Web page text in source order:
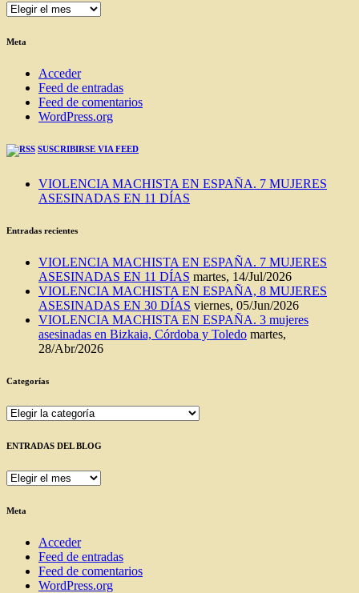
ENTRADAS
BLOG
Meta
Acceder
Feed de entradas
Feed de comentarios
WordPress.org
SUSCRIBIRSE VIA FEED
VIOLENCIA MACHISTA EN ESPAÑA. 7 MUJERES
ASESINADAS EN 11 DÍAS
Entradas recientes
VIOLENCIA MACHISTA EN ESPAÑA. 7 MUJERES
ASESINADAS EN 11 DÍAS martes, 14/Jul/2026
VIOLENCIA MACHISTA EN ESPAÑA, 8 MUJERES
ASESINADAS EN 30 DÍAS viernes, 05/Jun/2026
VIOLENCIA MACHISTA EN ESPAÑA. 3 mujeres
asesinadas en Bizkaia, Córdoba y Toledo martes,
28/Abr/2026
Categorías
Categorías
ENTRADAS DEL BLOG
ENTRADAS
BLOG
Meta
Acceder
Feed de entradas
Feed de comentarios
WordPress.org